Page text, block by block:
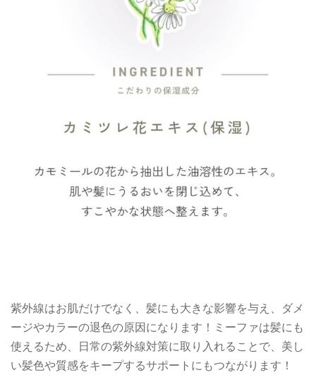
紫外線はお肌だけでなく、髪にも大きな影響を与え、ダメ
ージやカラーの退色の原因になります！ミーファは髪にも
使えるため、日常の紫外線対策に取り入れることで、美し
い髪色や質感をキープするサポートにもつながります！